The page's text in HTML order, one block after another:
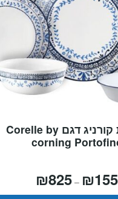
צלחות קורניג דגם Corelle by
corning
₪155
–
₪825
⁦₪155⁩